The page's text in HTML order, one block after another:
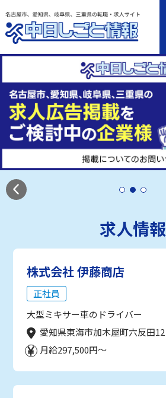
求人情報
株式会社 伊藤商店
正社員
大型ミキサー車のドライバー
愛知県東海市加木屋町六反田12
月給297,500円～